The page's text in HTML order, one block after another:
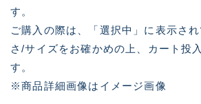
す。
ご購入の際は、「選択中」に表示さ
さ/サイズをお確かめの上、カート投
す。
※商品詳細画像はイメージ画像